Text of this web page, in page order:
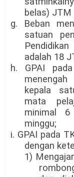
belas) JTM
g. Beban
satuan
adalah 18
h. GPAI
kepala
mata
minimal
minggu;
i. GPAI pada
dengan
1)